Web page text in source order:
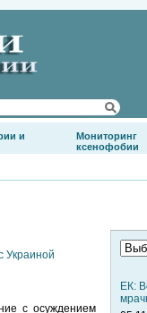
и
Мониторинг
ксенофобии
Украиной
с осуждением
ЕК: